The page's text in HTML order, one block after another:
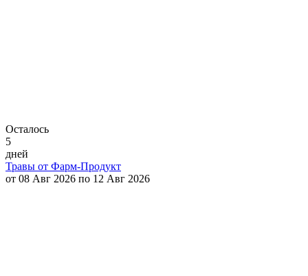
Осталось
5
дней
Травы от Фарм-Продукт
от 08 Авг 2026 по 12 Авг 2026